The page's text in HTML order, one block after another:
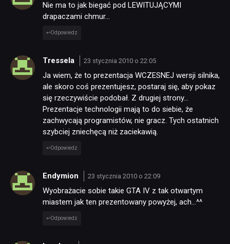
Nie ma to jak biegać pod LEWITUJĄCYMI
drapaczami chmur…
Odpowiedz
Tressela 23 stycznia 2010 o 22:05
Ja wiem, że to prezentacja WCZESNEJ wersji silnika,
ale skoro coś prezentujesz, postaraj się, aby pokaz
się rzeczywiście podobał. Z drugiej strony…
Prezentacje technologii mają to do siebie, że
zachwycają programistów, nie gracz. Tych ostatnich
szybciej zniechęcą niż zaciekawią.
Odpowiedz
Endymion 23 stycznia 2010 o 22:09
Wyobrażacie sobie takie GTA IV z tak otwartym
miastem jak ten prezentowany powyżej, ach…^^
Odpowiedz